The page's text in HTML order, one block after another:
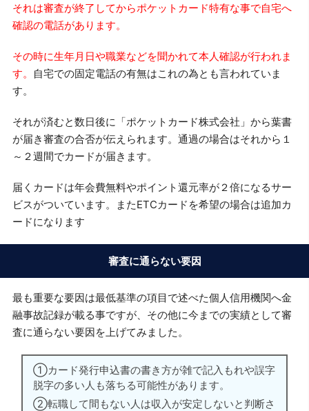
それは審査が終了してからポケットカード特有な事で自宅へ
確認の電話があります。
その時に生年月日や職業などを聞かれて本人確認が行われま
す。
自宅での固定電話の有無はこれの為とも言われていま
す。
それが済むと数日後に「ポケットカード株式会社」から葉書
が届き審査の合否が伝えられます。通過の場合はそれから１
～２週間でカードが届きます。
届くカードは年会費無料やポイント還元率が２倍になるサー
ビスがついています。またETCカードを希望の場合は追加カ
ードになります
審査に通らない要因
最も重要な要因は最低基準の項目で述べた個人信用機関へ金
融事故記録が載る事ですが、その他に今までの実績として審
査に通らない要因を上げてみました。
①カード発行申込書の書き方が雑で記入もれや誤字
脱字の多い人も落ちる可能性があります。
②転職して間もない人は収入が安定しないと判断さ